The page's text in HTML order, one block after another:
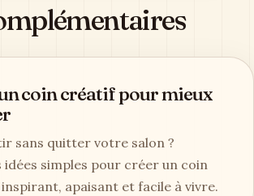
coin créatif pour mieux
sans quitter votre salon ?
idées simples pour créer un coin
apaisant et facile à vivre.